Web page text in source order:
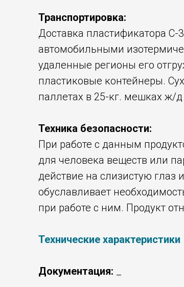
Транспортировка:
Доставка пластификатора
автомобильными
удаленные регионы его
пластиковые контейнеры.
паллетах в 25-кг. мешках ж/д
Техника безопасности:
При работе с данным
для человека веществ или
действие на слизистую глаз
обуславливает
при работе с ним. Продукт
Технические характеристики
Документация: